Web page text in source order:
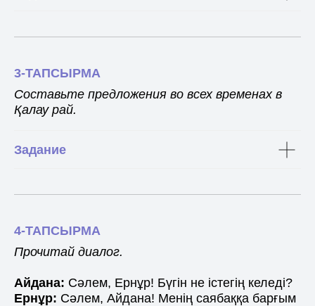
3-ТАПСЫРМА
Составьте предложения во всех временах в
Қалау рай.
Задание
4-ТАПСЫРМА
Прочитай диалог.
Айдана: Сәлем, Ернұр! Бүгін не істегің келеді?
Ернұр: Сәлем, Айдана! Менің саябаққа барғым